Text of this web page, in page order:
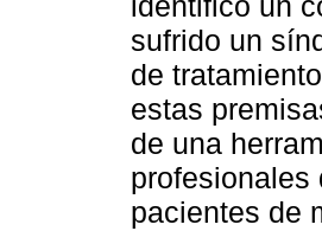
sufrido un
de
estas
de una
profesionales
pacientes de